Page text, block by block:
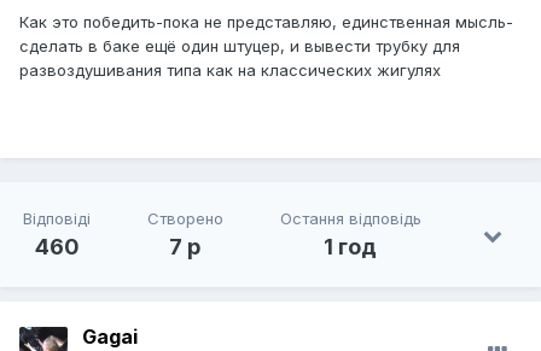
Как это победить-пока не представляю, единственная мысль-
сделать в баке ещё один штуцер, и вывести трубку для
развоздушивания типа как на классических жигулях
Відповіді
460
Створено
7 р
Остання відповідь
1 год
Gagai